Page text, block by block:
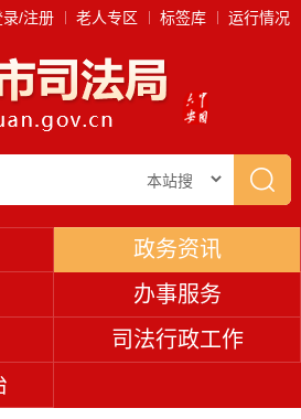
/注册 老人专区 标签库 运行情况
政务资讯
办事服务
司法行政工作